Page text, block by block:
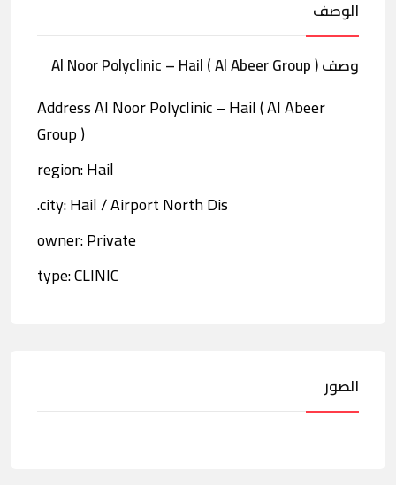
الوصف
وصف Al Noor Polyclinic – Hail ( Al Abeer Group )
Address Al Noor Polyclinic – Hail ( Al Abeer
Group )
region: Hail
city: Hail / Airport North Dis.
owner: Private
type: CLINIC
الصور